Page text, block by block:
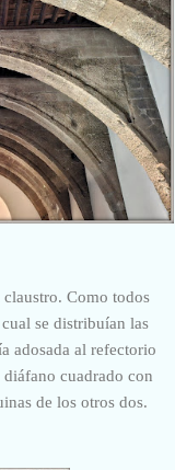
Como todos
se distribuían las
adosada al refectorio
cuadrado con
de los otros dos.